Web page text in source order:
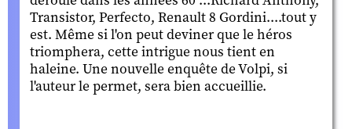
Transistor, Perfecto, Renault 8 Gordini....tout y
est. Même si l'on peut deviner que le héros
triomphera, cette intrigue nous tient en
haleine. Une nouvelle enquête de Volpi, si
l'auteur le permet, sera bien accueillie.